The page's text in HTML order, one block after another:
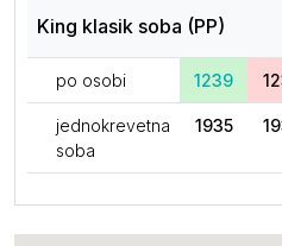
King klasik soba (PP)
po osobi 1239
jednokrevetna
soba
1935